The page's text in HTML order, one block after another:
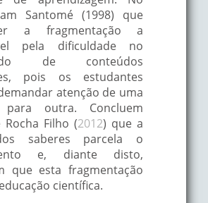
Santomé (1998) que
a fragmentação a
pela dificuldade no
de conteúdos
pois os estudantes
atenção de uma
para outra. Concluem
Filho (2012) que a
saberes parcela o
e, diante disto,
que esta fragmentação
científica.